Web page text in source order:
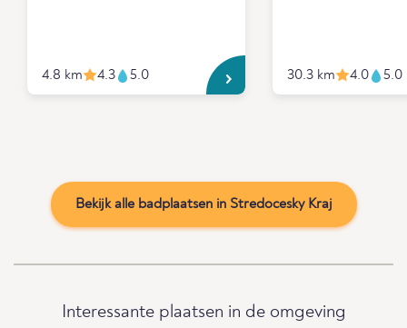
4.8 km 4.3 5.0 30.3 km 4.0 5.0
Bekijk alle badplaatsen in Stredocesky Kraj
Interessante plaatsen in de omgeving